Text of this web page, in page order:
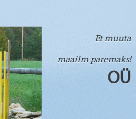
Et muuta
maailm paremaks!
OÜ